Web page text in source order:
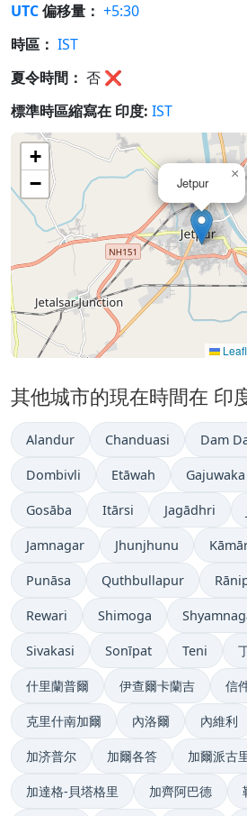
UTC偏移量： +5:30
時區： IST
夏令時間： 否 ❌
標準時區縮寫在 印度: IST
Jetpur
×
+
−
其他城市的現在時間在 印
Alandur Chanduasi Dam
Dombivli Etāwah Gajuwaka
Gosāba Itārsi Jagādhri
Jamnagar Jhunjhunu
Punāsa Quthbullapur
Rewari Shimoga
Sivakasi Sonīpat Teni
什里蘭普爾 伊查爾卡蘭吉 信
克里什南加爾 內洛爾 內維利
加济普尔 加爾各答 加爾派古
加達格-貝塔格里 加齊阿巴德